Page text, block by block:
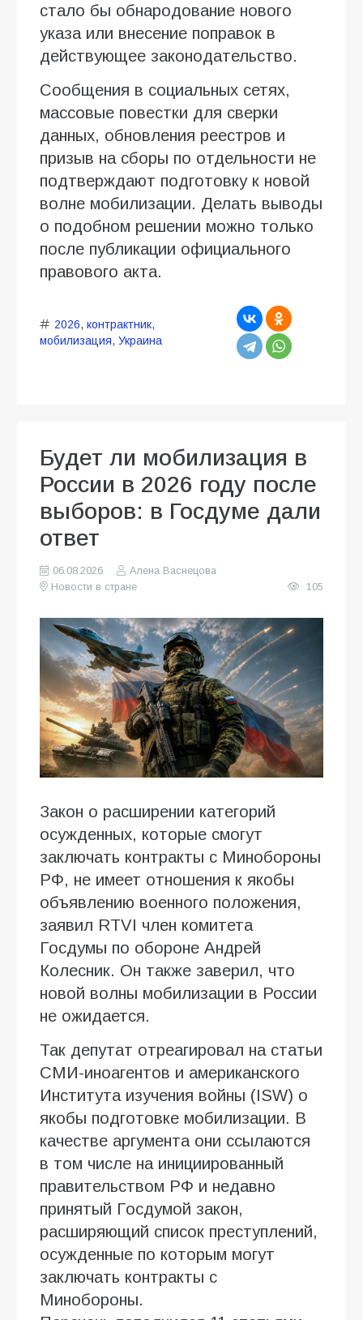
стало бы обнародование нового
указа или внесение поправок в
действующее законодательство.
Сообщения в социальных сетях,
массовые повестки для сверки
данных, обновления реестров и
призыв на сборы по отдельности не
подтверждают подготовку к новой
волне мобилизации. Делать выводы
о подобном решении можно только
после публикации официального
правового акта.
2026, контрактник,
мобилизация, Украина
Будет ли мобилизация в
России в 2026 году после
выборов: в Госдуме дали
ответ
06.08.2026
Алена Васнецова
Новости в стране
105
Закон о расширении категорий
осужденных, которые смогут
заключать контракты с Минобороны
РФ, не имеет отношения к якобы
объявлению военного положения,
заявил RTVI член комитета
Госдумы по обороне Андрей
Колесник. Он также заверил, что
новой волны мобилизации в России
не ожидается.
Так депутат отреагировал на статьи
СМИ-иноагентов и американского
Института изучения войны (ISW) о
якобы подготовке мобилизации. В
качестве аргумента они ссылаются
в том числе на инициированный
правительством РФ и недавно
принятый Госдумой закон,
расширяющий список преступлений,
осужденные по которым могут
заключать контракты с
Минобороны.